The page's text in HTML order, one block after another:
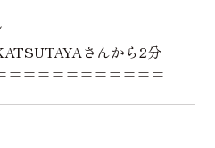
さんから2分